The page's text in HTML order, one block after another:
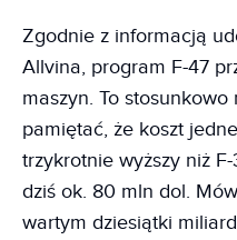
Zgodnie z informacją
Allvina, program F-47
maszyn. To
pamiętać, że koszt
trzykrotnie wyższy niż
dziś ok. 80 mln dol.
wartym dziesiątki